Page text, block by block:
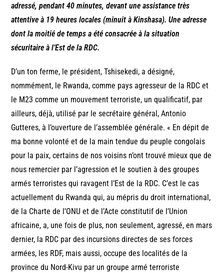
adressé, pendant 40 minutes, devant une assistance très
attentive à 19 heures locales (minuit à Kinshasa). Une adresse
dont la moitié de temps a été consacrée à la situation
sécuritaire à l’Est de la RDC.
D’un ton ferme, le président, Tshisekedi, a désigné,
nommément, le Rwanda, comme pays agresseur de la RDC et
le M23 comme un mouvement terroriste, un qualificatif, par
ailleurs, déjà, utilisé par le secrétaire général, Antonio
Gutteres, à l’ouverture de l’assemblée générale. « En dépit de
ma bonne volonté et de la main tendue du peuple congolais
pour la paix, certains de nos voisins n’ont trouvé mieux que de
nous remercier par l’agression et le soutien à des groupes
armés terroristes qui ravagent l’Est de la RDC. C’est le cas
actuellement du Rwanda qui, au mépris du droit international,
de la Charte de l’ONU et de l’Acte constitutif de l’Union
africaine, a, une fois de plus, non seulement, agressé, en mars
dernier, la RDC par des incursions directes de ses forces
armées, les RDF, mais aussi, occupe des localités de la
province du Nord-Kivu par un groupe armé terroriste